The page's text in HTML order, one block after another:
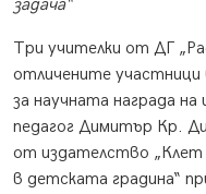
задача“
Три учителки от ДГ
отличените участници
за научната награда
педагог Димитър Кр.
от издателство „Клет
в детската градина“